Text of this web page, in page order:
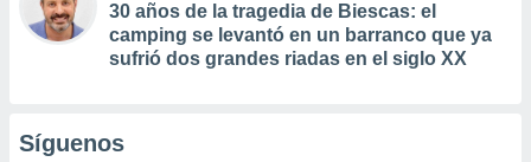
30 años de la tragedia de Biescas: el
camping se levantó en un barranco que ya
sufrió dos grandes riadas en el siglo XX
Síguenos